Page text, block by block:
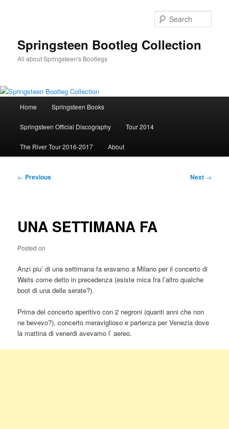
Springsteen Bootleg Collection
All about Springsteen's Bootlegs
Home Springsteen Books
Springsteen Official Discography Tour 2014
The River Tour 2016-2017 About
Post
← Previous Next →
UNA SETTIMANA FA
Posted on
Anzi piu’ di una settimana fa eravamo a Milano per il concerto di
Waits come detto in precedenza (esiste mica fra l’altro qualche
boot di una delle serate?).
Prima del concerto aperitivo con 2 negroni (quanti anni che non
ne bevevo?), concerto meraviglioso e partenza per Venezia dove
la mattina di venerdi avevamo l’ aereo.